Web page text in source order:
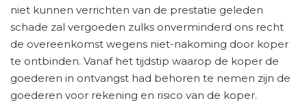
niet kunnen verrichten van de prestatie geleden
schade zal vergoeden zulks onverminderd ons recht
de overeenkomst wegens niet-nakoming door koper
te ontbinden. Vanaf het tijdstip waarop de koper de
goederen in ontvangst had behoren te nemen zijn de
goederen voor rekening en risico van de koper.